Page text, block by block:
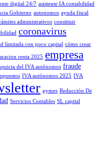
digital 24/7 asistente IA contabilidad
Gobierno autonomos ayuda fiscal
administrativos constituir
coronavirus
limitada con poco capital cómo crear
renta 2025 empresa
del IVA autónomos fraude
IVA autónomos 2025 IVA
pymes Reducción De
Servicios Contables SL capital